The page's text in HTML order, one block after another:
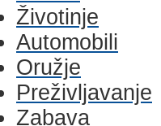
Životinje
Automobili
Oružje
Preživljavanje
Zabava